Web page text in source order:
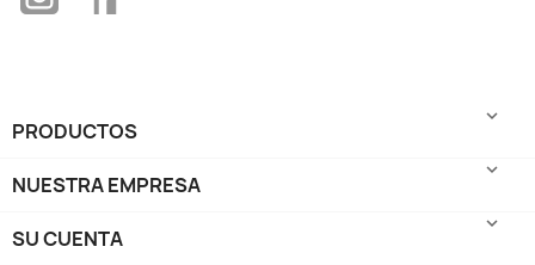
PRODUCTOS

NUESTRA EMPRESA

SU CUENTA
